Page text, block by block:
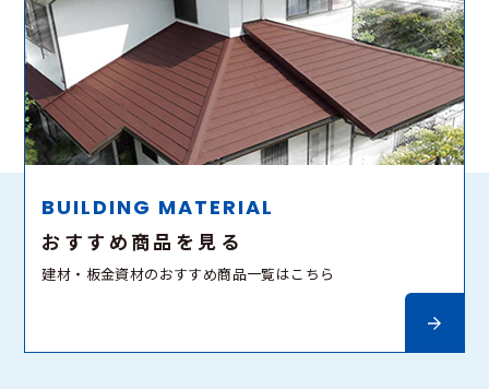
BUILDING MATERIAL
おすすめ商品を見る
建材・板金資材のおすすめ商品一覧はこちら